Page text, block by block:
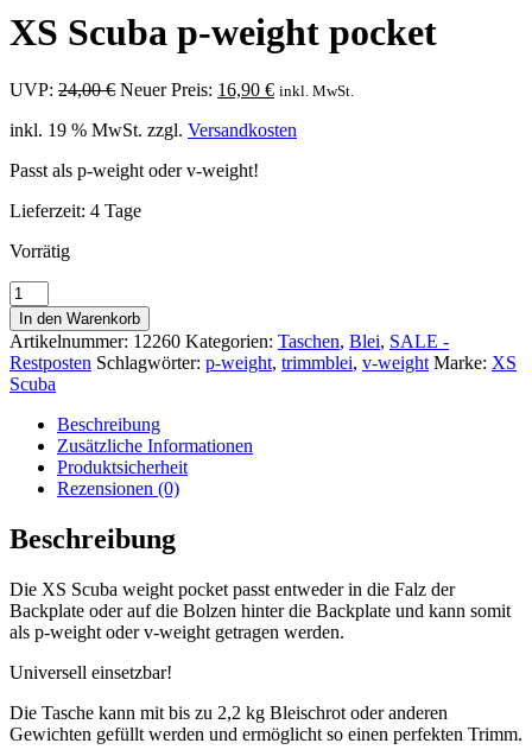
XS Scuba p-weight pocket
UVP: 24,00€ Ursprünglicher
war:
Neuer Preis: 16,90 €Aktueller
ist:
inkl. MwSt.
inkl. 19 % MwSt. zzgl. Versandkosten
Passt als p-weight oder v-weight!
Lieferzeit: 4 Tage
Vorrätig
XS
Scuba
p-
weight
pocket
Menge
In den Warenkorb
Artikelnummer: 12260 Kategorien: Taschen, Blei, SALE -
Restposten Schlagwörter: p-weight, trimmblei, v-weight Marke: XS
Scuba
Beschreibung
Zusätzliche Informationen
Produktsicherheit
Rezensionen (0)
Beschreibung
Die XS Scuba weight pocket passt entweder in die Falz der
Backplate oder auf die Bolzen hinter die Backplate und kann somit
als p-weight oder v-weight getragen werden.
Universell einsetzbar!
Die Tasche kann mit bis zu 2,2 kg Bleischrot oder anderen
Gewichten gefüllt werden und ermöglicht so einen perfekten Trimm.